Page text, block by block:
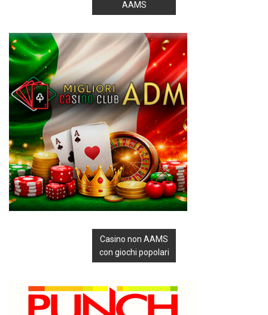
AAMS
Casino non AAMS
con giochi popolari